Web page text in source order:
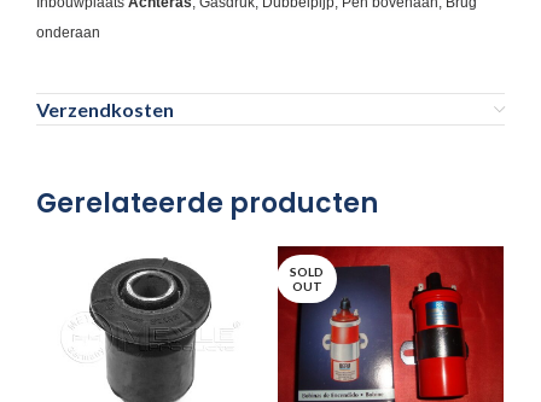
onderaan
Verzendkosten
Gerelateerde producten
SOLD
OUT